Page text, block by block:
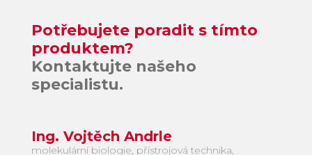
Potřebujete poradit s tímto
produktem?
Kontaktujte našeho
specialistu.
Ing. Vojtěch Andrle
molekulární biologie, přístrojová technika,